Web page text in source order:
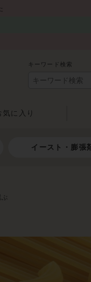
キーワード検索
気に入り
イースト・膨張